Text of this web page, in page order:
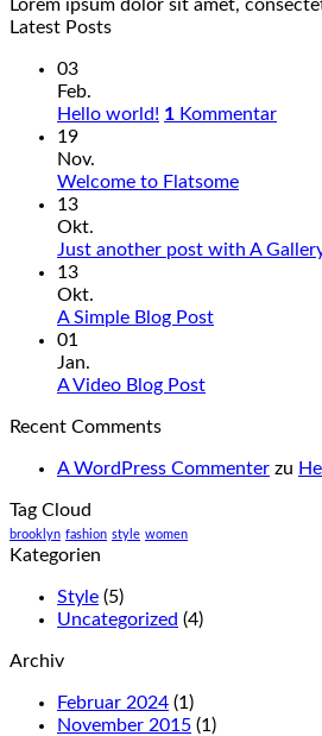
Lorem ipsum dolor sit amet,
Latest Posts
03
Feb.
Hello world! 1 Kommentar
19
Nov.
Welcome to Flatsome
13
Okt.
Just another post with A
13
Okt.
A Simple Blog Post
01
Jan.
A Video Blog Post
Recent Comments
A WordPress Commenter zu
Tag Cloud
brooklyn fashion style women
Kategorien
Style (5)
Uncategorized (4)
Archiv
Februar 2024 (1)
November 2015 (1)